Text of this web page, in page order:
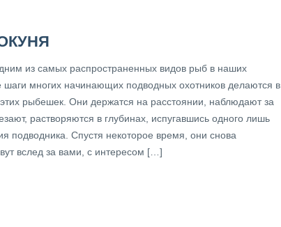
из самых распространенных видов рыб в наших
многих начинающих подводных охотников делаются в
рыбешек. Они держатся на расстоянии, наблюдают за
растворяются в глубинах, испугавшись одного лишь
подводника. Спустя некоторое время, они снова
вслед за вами, с интересом […]